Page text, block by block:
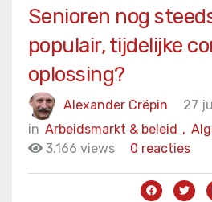
Senioren nog
populair, tijdelijke
oplossing?
Alexander Crépin
27
in Arbeidsmarkt & beleid ,
3.166 views
0 reacties